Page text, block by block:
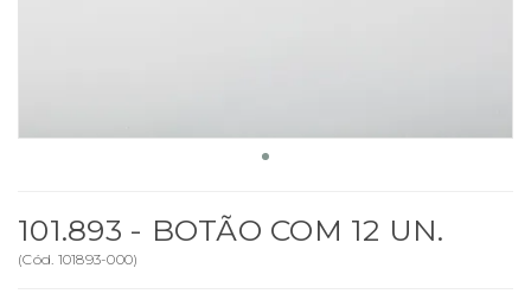
101.893 - BOTÃO COM 12 UN.
(Cód. 101893-000)